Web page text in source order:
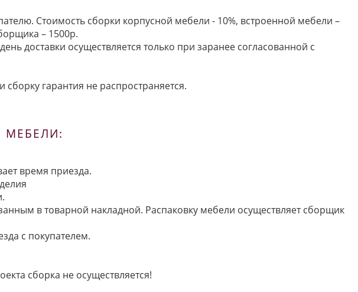
Стоимость сборки корпусной мебели - 10%, встроенной мебели –
– 1500р.
доставки осуществляется только при заранее согласованной с
гарантия не распространяется.
МЕБЕЛИ:
время приезда.
в товарной накладной. Распаковку мебели осуществляет сборщик
с покупателем.
сборка не осуществляется!